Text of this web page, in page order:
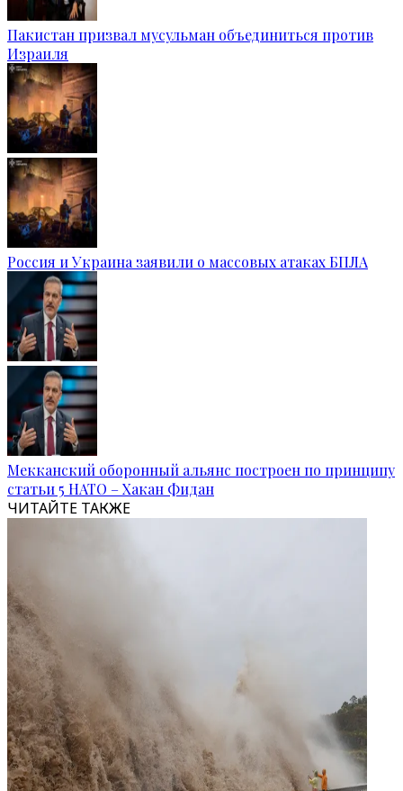
Пакистан призвал мусульман объединиться против
Израиля
Россия и Украина заявили о массовых атаках БПЛА
Мекканский оборонный альянс построен по принципу
статьи 5 НАТО – Хакан Фидан
ЧИТАЙТЕ ТАКЖЕ